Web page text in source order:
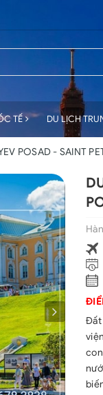
TẾ DU LỊCH
POSAD - SAINT
Đất